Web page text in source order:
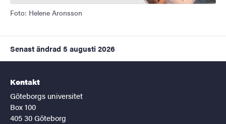
Foto: Helene Aronsson
Senast ändrad 5 augusti 2026
Kontakt
Göteborgs universitet
Box 100
405 30 Göteborg